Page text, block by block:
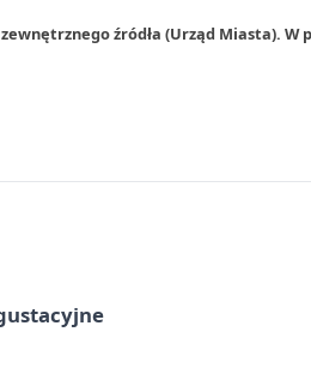
źródła (Urząd Miasta). W